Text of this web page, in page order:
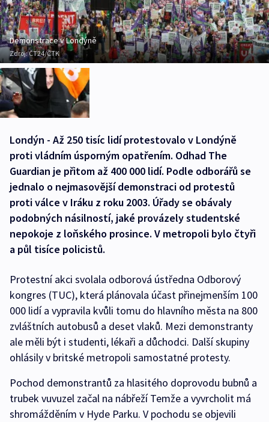
Demonstrace v Londýně
Zdroj:ČT24/ČTK
Londýn - Až 250 tisíc lidí protestovalo v Londýně
proti vládním úsporným opatřením. Odhad The
Guardian je přitom až 400 000 lidí. Podle odborářů se
jednalo o nejmasovější demonstraci od protestů
proti válce v Iráku z roku 2003. Úřady se obávaly
podobných násilností, jaké provázely studentské
nepokoje z loňského prosince. V metropoli bylo čtyři
a půl tisíce policistů.
Protestní akci svolala odborová ústředna Odborový
kongres (TUC), která plánovala účast přinejmenším 100
000 lidí a vypravila kvůli tomu do hlavního města na 800
zvláštních autobusů a deset vlaků. Mezi demonstranty
ale měli být i studenti, lékaři a důchodci. Další skupiny
ohlásily v britské metropoli samostatné protesty.
Pochod demonstrantů za hlasitého doprovodu bubnů a
trubek vuvuzel začal na nábřeží Temže a vyvrcholit má
shromážděním v Hyde Parku. V pochodu se objevili